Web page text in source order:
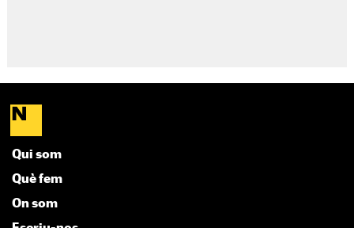
Qui som
Què fem
On som